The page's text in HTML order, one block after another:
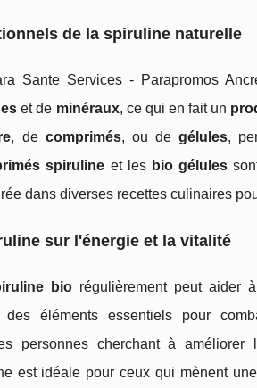
de la spiruline naturelle
Sante Services - Parapromos
et de minéraux, ce qui en fait un
, de comprimés, ou de gélules,
spiruline et les bio gélules
dans diverses recettes culinaires
sur l'énergie et la vitalité
biorégulièrement peut aider
éléments essentiels pour
personnes cherchant à
est idéale pour ceux qui mènent